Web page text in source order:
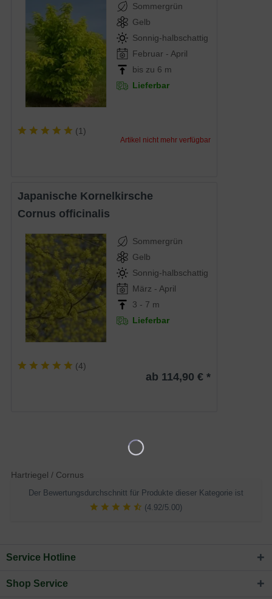
Sommergrün
Gelb
Sonnig-halbschattig
Februar - April
bis zu 6 m
Lieferbar
(1)
Artikel nicht mehr verfügbar
Japanische Kornelkirsche
Cornus officinalis
Sommergrün
Gelb
Sonnig-halbschattig
März - April
3 - 7 m
Lieferbar
(4)
ab 114,90 € *
Hartriegel / Cornus
Der Bewertungsdurchschnitt für Produkte dieser Kategorie ist
(4.92/5.00)
Service Hotline
Shop Service